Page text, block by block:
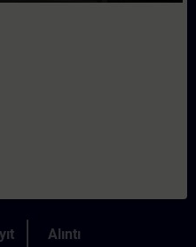
Alıntı